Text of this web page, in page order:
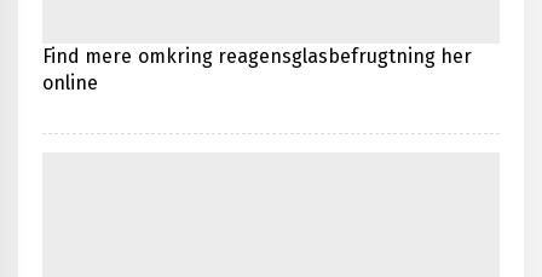
Find mere omkring reagensglasbefrugtning her
online